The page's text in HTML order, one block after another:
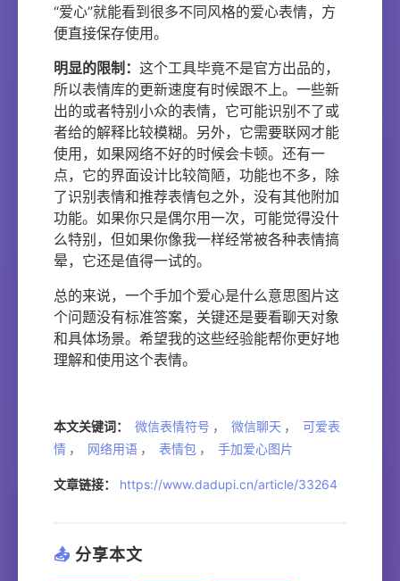
“爱心”就能看到很多不同风格的爱心表情，方
便直接保存使用。
明显的限制： 这个工具毕竟不是官方出品的，
所以表情库的更新速度有时候跟不上。一些新
出的或者特别小众的表情，它可能识别不了或
者给的解释比较模糊。另外，它需要联网才能
使用，如果网络不好的时候会卡顿。还有一
点，它的界面设计比较简陋，功能也不多，除
了识别表情和推荐表情包之外，没有其他附加
功能。如果你只是偶尔用一次，可能觉得没什
么特别，但如果你像我一样经常被各种表情搞
晕，它还是值得一试的。
总的来说，一个手加个爱心是什么意思图片这
个问题没有标准答案，关键还是要看聊天对象
和具体场景。希望我的这些经验能帮你更好地
理解和使用这个表情。
本文关键词： 微信表情符号 ， 微信聊天 ，
可爱表
情 ， 网络用语 ， 表情包 ， 手加爱心图片
文章链接： https://www.dadupi.cn/article/33264
📤 分享本文